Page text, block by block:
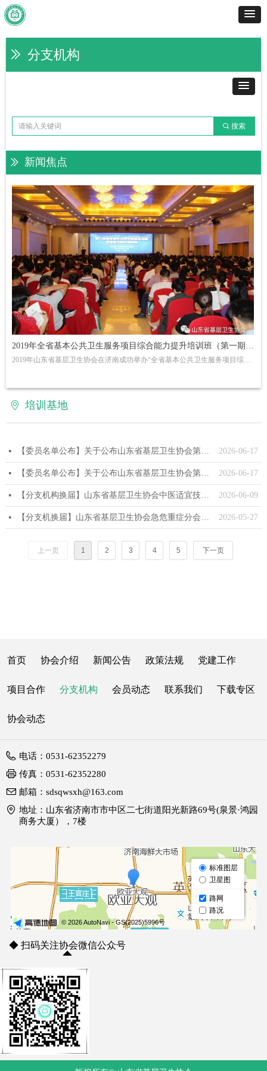
ꄹ 培训基地
2026-06-17
넷 【委员名单公布】关于公布山东省基层卫生协会第二届中医适宜技术分会人员组成的通知
2026-06-17
넷 【委员名单公布】关于公布山东省基层卫生协会第二届急危重症分会人员组成的通知
2026-06-09
넷 【分支机构换届】山东省基层卫生协会中医适宜技术分会换届大会暨2026年学术年会在济南圆满举办
2026-05-27
넷 【分支机换届】山东省基层卫生协会急危重症分会换届大会暨2026年学术年会在兰陵顺利召开
上一页 1 2 3 4 5 下一页
ꅀ 分支机构
끠 搜索
ꅀ 新闻焦点
2019年全省基本公共卫生服务项目综合能力提升培训班（第一期、
第二期）在济南顺利开班
2019年山东省基层卫生协会在济南成功举办“全省基本公共卫生服务项目综合
员的培训需求，协会在各级领导的支持下，于今年6月、9月分别开办了两期
培训班，协助全省基层卫生医疗机构做好基本公共卫生服务项目转型期的相
首页 协会介绍 新闻公告 政策法规 党建工作
项目合作 分支机构 会员动态 联系我们 下载专区
协会动态
电话： 0531-62352279
传真： 0531-62352280
邮箱： sdsqwsxh@163.com
地址： 山东省济南市市中区二七街道阳光新路69号(泉景·鸿园
商务大厦），7楼
◆ 扫码关注协会微信公众号
◆